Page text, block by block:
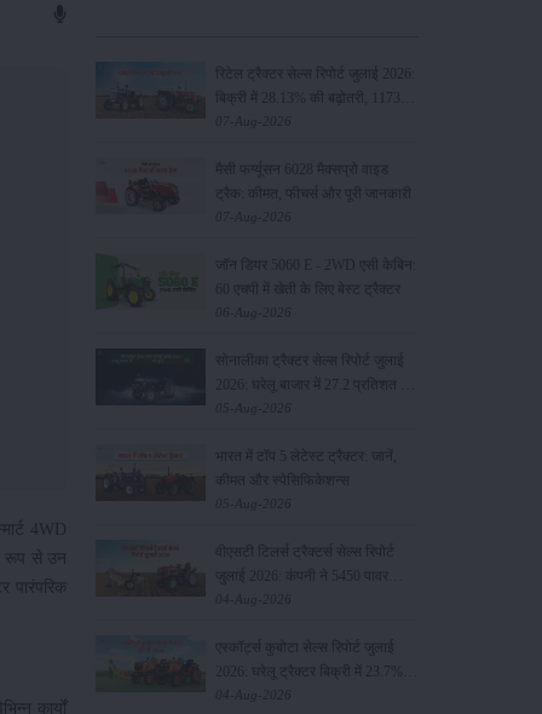
4WD
रूप से उन
कार्यों
रिटेल ट्रैक्टर सेल्स रिपोर्ट जुलाई 2026:
बिक्री में 28.13% की बढ़ोतरी, 117349
यूनिट्स बेचे
07-Aug-2026
मैसी फर्ग्यूसन 6028 मैक्सप्रो वाइड
ट्रैक: कीमत, फीचर्स और पूरी जानकारी
07-Aug-2026
जॉन डियर 5060 E - 2WD एसी केबिन:
60 एचपी में खेती के लिए बेस्ट ट्रैक्टर
06-Aug-2026
सोनालीका ट्रैक्टर सेल्स रिपोर्ट जुलाई
2026: घरेलू बाजार में 27.2 प्रतिशत की
वृद्धि, 11442 ट्रैक्टर बेचे
05-Aug-2026
भारत में टॉप 5 लेटेस्ट ट्रैक्टर: जानें,
कीमत और स्पेसिफिकेशन्स
05-Aug-2026
वीएसटी टिलर्स ट्रैक्टर्स सेल्स रिपोर्ट
जुलाई 2026: कंपनी ने 5450 पावर
टिलर और 403 ट्रैक्टर बेचे
04-Aug-2026
एस्कॉर्ट्स कुबोटा सेल्स रिपोर्ट जुलाई
2026: घरेलू ट्रैक्टर बिक्री में 23.7%
की वृद्धि, 8194 ट्रैक्टर बेचे
04-Aug-2026